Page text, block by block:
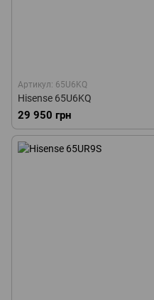
Артикул: 65U6KQ
Hisense 65U6KQ
29 950 грн